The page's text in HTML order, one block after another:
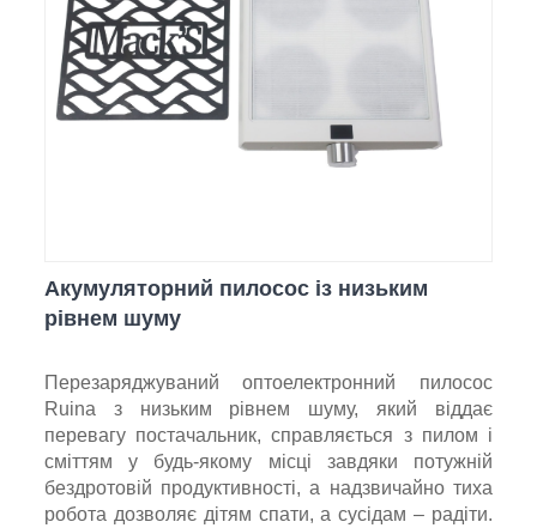
Акумуляторний пилосос із низьким
рівнем шуму
Перезаряджуваний оптоелектронний пилосос
Ruina з низьким рівнем шуму, який віддає
перевагу постачальник, справляється з пилом і
сміттям у будь-якому місці завдяки потужній
бездротовій продуктивності, а надзвичайно тиха
робота дозволяє дітям спати, а сусідам – радіти.